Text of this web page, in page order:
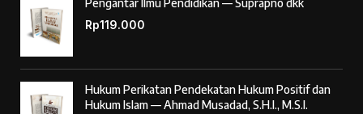
Pengantar Ilmu Pendidikan — Suprapno dkk
Rp119.000
Hukum Perikatan Pendekatan Hukum Positif dan
Hukum Islam — Ahmad Musadad, S.H.I., M.S.I.